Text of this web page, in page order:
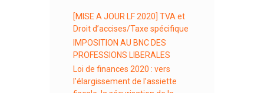
[MISE A JOUR LF 2020] TVA et
Droit d’accises/Taxe spécifique
IMPOSITION AU BNC DES
PROFESSIONS LIBERALES
Loi de finances 2020 : vers
l’élargissement de l’assiette